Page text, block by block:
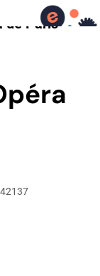
de Paris